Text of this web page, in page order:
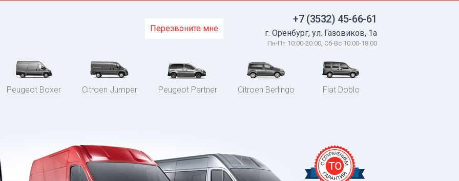
Перезвоните мне
+7 (3532) 45-66-61
г. Оренбург, ул. Газовиков, 1а
Пн-Пт 10:00-20:00, Сб-Вc 10:00-18:00
Peugeot Boxer Citroen Jumper Peugeot Partner Citroen Berlingo Fiat Doblo